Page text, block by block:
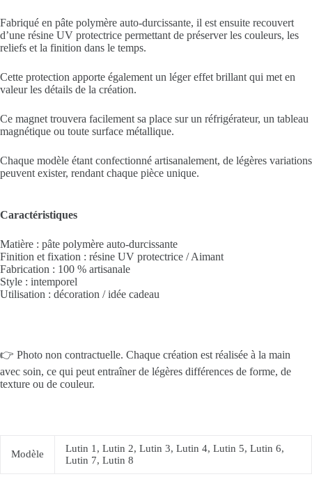
Fabriqué en pâte polymère auto-durcissante, il est ensuite recouvert
d’une résine UV protectrice permettant de préserver les couleurs, les
reliefs et la finition dans le temps.
Cette protection apporte également un léger effet brillant qui met en
valeur les détails de la création.
Ce magnet trouvera facilement sa place sur un réfrigérateur, un tableau
magnétique ou toute surface métallique.
Chaque modèle étant confectionné artisanalement, de légères variations
peuvent exister, rendant chaque pièce unique.
Caractéristiques
Matière : pâte polymère auto-durcissante
Finition et fixation : résine UV protectrice / Aimant
Fabrication : 100 % artisanale
Style : intemporel
Utilisation : décoration / idée cadeau
👉 Photo non contractuelle. Chaque création est réalisée à la main
avec soin, ce qui peut entraîner de légères différences de forme, de
texture ou de couleur.
Modèle
Lutin 1, Lutin 2, Lutin 3, Lutin 4, Lutin 5, Lutin 6,
Lutin 7, Lutin 8